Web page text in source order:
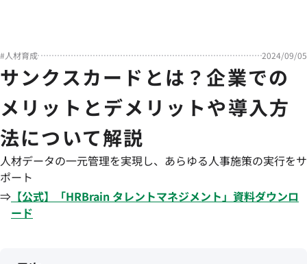
#人材育成 2024/09/05
サンクスカードとは？企業での
メリットとデメリットや導入方
法について解説
人材データの一元管理を実現し、あらゆる人事施策の実行をサ
ポート
⇒ 【公式】「HRBrain タレントマネジメント」資料ダウンロ
ード